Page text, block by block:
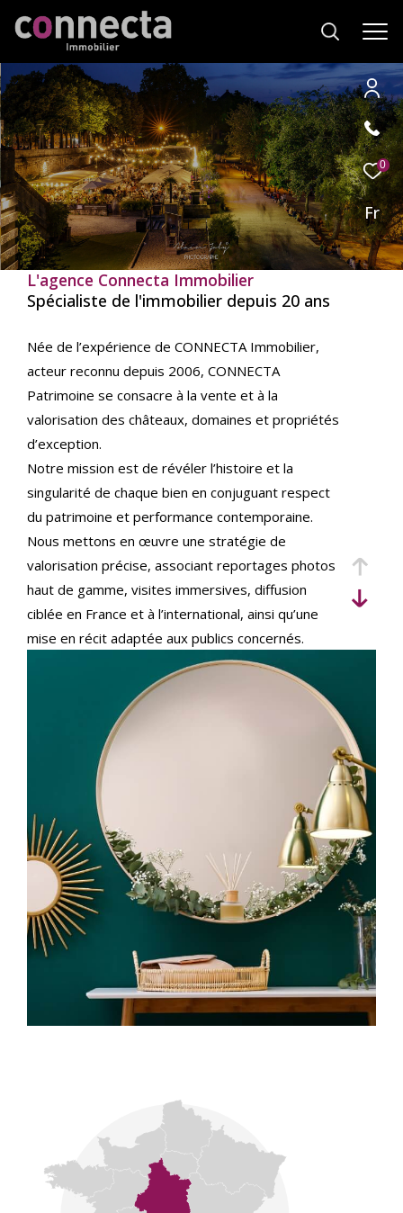
0
Fr
L'agence Connecta Immobilier
Spécialiste de l'immobilier depuis 20 ans
Née de l’expérience de CONNECTA Immobilier,
acteur reconnu depuis 2006, CONNECTA
Patrimoine se consacre à la vente et à la
valorisation des châteaux, domaines et propriétés
d’exception.
Notre mission est de révéler l’histoire et la
singularité de chaque bien en conjuguant respect
du patrimoine et performance contemporaine.
Nous mettons en œuvre une stratégie de
valorisation précise, associant reportages photos
haut de gamme, visites immersives, diffusion
ciblée en France et à l’international, ainsi qu’une
mise en récit adaptée aux publics concernés.
Implantés au cœur du Val de Loire et actifs sur
l’ensemble du territoire, nous accompagnons
vendeurs et acquéreurs français et internationaux,
avec une expertise juridique et patrimoniale
rigoureuse pour sécuriser chaque étape de la
transaction.
Notre signature se fonde sur la discrétion, la
transparence et l’exigence professionnelle.
CONNECTA Patrimoine : relier le passé, le présent
et l’avenir de notre patrimoine.
Effectuer
une
recherche
et
trouver
le
bien
correspond
à
vos
critères
Type
d'offre
Vente
Type
de
bien
Type de bien
Ville
RECHERCHER